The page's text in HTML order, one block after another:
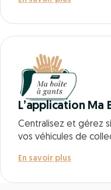
L’application Ma
Centralisez et gérez
vos véhicules de
En savoir plus